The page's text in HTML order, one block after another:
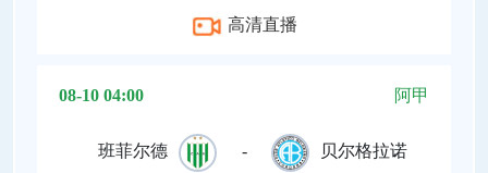
高清直播
08-10 04:00 阿甲
班菲尔德 - 贝尔格拉诺